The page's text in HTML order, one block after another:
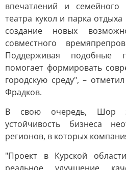
впечатлений и семейного
театра кукол и парка
создание новых
совместного
Поддерживая подобные
помогает формировать
городскую среду", –
Фрадков.
В свою очередь, Шор
устойчивость бизнеса
регионов, в которых
"Проект в Курской